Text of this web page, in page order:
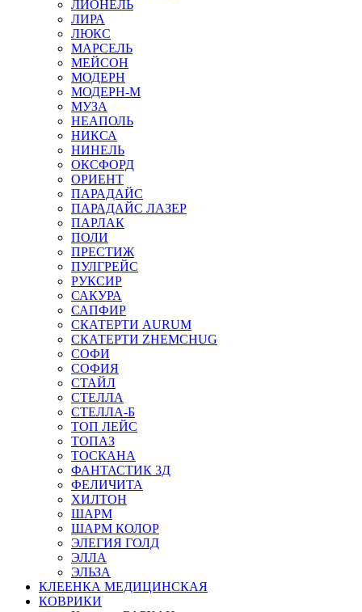
ЛИОНЕЛЬ
ЛИРА
ЛЮКС
МАРСЕЛЬ
МЕЙСОН
МОДЕРН
МОДЕРН-М
МУЗА
НЕАПОЛЬ
НИКСА
НИНЕЛЬ
ОКСФОРД
ОРИЕНТ
ПАРАДАЙС
ПАРАДАЙС ЛАЗЕР
ПАРЛАК
ПОЛИ
ПРЕСТИЖ
ПУЛГРЕЙС
РУКСИР
САКУРА
САПФИР
СКАТЕРТИ AURUM
СКАТЕРТИ ZHEMCHUG
СОФИ
СОФИЯ
СТАЙЛ
СТЕЛЛА
СТЕЛЛА-Б
ТОП ЛЕЙС
ТОПАЗ
ТОСКАНА
ФАНТАСТИК 3Д
ФЕЛИЧИТА
ХИЛТОН
ШАРМ
ШАРМ КОЛОР
ЭЛЕГИЯ ГОЛД
ЭЛЛА
ЭЛЬЗА
КЛЕЕНКА МЕДИЦИНСКАЯ
КОВРИКИ